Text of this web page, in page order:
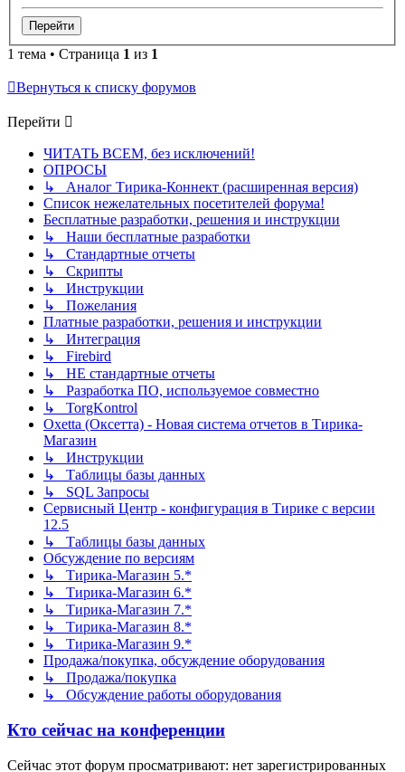
1 тема • Страница 1 из 1
Вернуться к списку форумов
Перейти
ЧИТАТЬ ВСЕМ, без исключений!
ОПРОСЫ
↳ Аналог Тирика-Коннект (расширенная версия)
Список нежелательных посетителей форума!
Бесплатные разработки, решения и инструкции
↳ Наши бесплатные разработки
↳ Стандартные отчеты
↳ Скрипты
↳ Инструкции
↳ Пожелания
Платные разработки, решения и инструкции
↳ Интеграция
↳ Firebird
↳ НЕ стандартные отчеты
↳ Разработка ПО, используемое совместно
↳ TorgKontrol
Oxetta (Оксетта) - Новая система отчетов в Тирика-
Магазин
↳ Инструкции
↳ Таблицы базы данных
↳ SQL Запросы
Сервисный Центр - конфигурация в Тирике с версии
12.5
↳ Таблицы базы данных
Обсуждение по версиям
↳ Тирика-Магазин 5.*
↳ Тирика-Магазин 6.*
↳ Тирика-Магазин 7.*
↳ Тирика-Магазин 8.*
↳ Тирика-Магазин 9.*
Продажа/покупка, обсуждение оборудования
↳ Продажа/покупка
↳ Обсуждение работы оборудования
Кто сейчас на конференции
Сейчас этот форум просматривают: нет зарегистрированных